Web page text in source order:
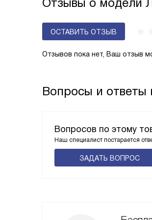
Отзывы о модели
ОСТАВИТЬ ОТЗЫВ
Отзывов пока нет, Ваш отзыв
Вопросы и ответы
Вопросов по этому
Наш специалист постарается
ЗАДАТЬ ВОПРОС